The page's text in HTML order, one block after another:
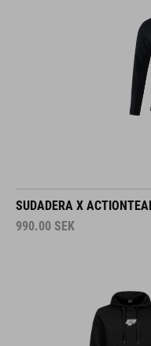
SUDADERA X
990.00 SEK